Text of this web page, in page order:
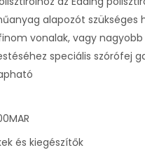
alapozót szükséges
vonalak, vagy
speciális szórófej
és kiegészítők